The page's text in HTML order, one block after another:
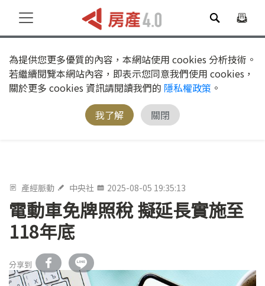
為提供您更多優質的內容，本網站使用 cookies 分析技術。
若繼續閱覽本網站內容，即表示您同意我們使用 cookies，
關於更多 cookies 資訊請閱讀我們的 隱私權政策 。
我了解
關閉
產經脈動 中央社 2025-08-05 19:35:13
電動車免牌照稅 擬延長實施至
118年底
分享到